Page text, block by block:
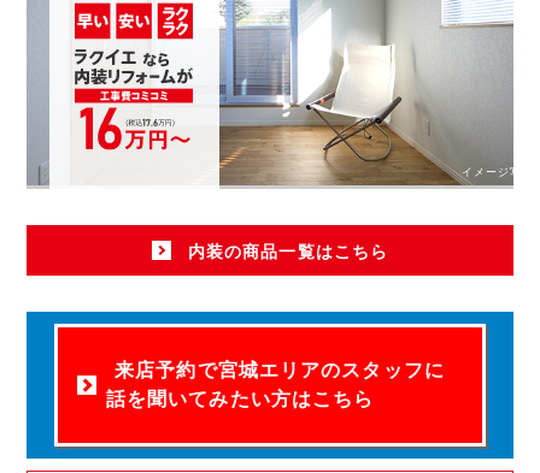
イメージ写真
内装の商品一覧はこちら
来店予約で宮城エリアのスタッフに
話を聞いてみたい方はこちら